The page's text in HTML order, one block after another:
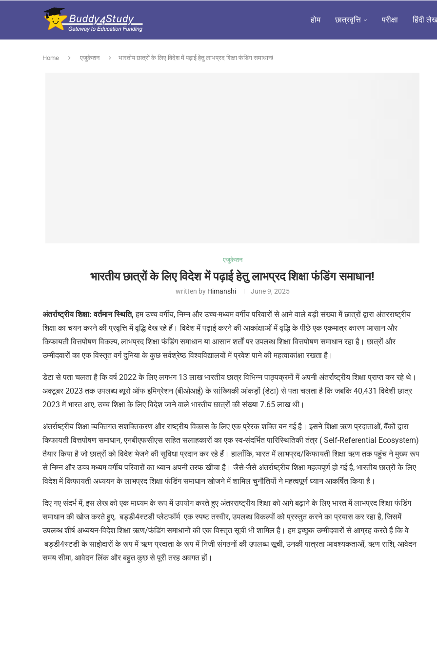
होम छात्रवृत्ति परीक्षा हिंदी लेख
Home एजुकेशन भारतीय छात्रों के लिए विदेश में पढ़ाई हेतु लाभप्रद शिक्षा फंडिंग समाधान!
एजुकेशन
भारतीय छात्रों के लिए विदेश में पढ़ाई हेतु लाभप्रद शिक्षा फंडिंग समाधान!
written by Himanshi June 9, 2025
अंतर्राष्ट्रीय शिक्षा: वर्तमान स्थिति,हम उच्च वर्गीय, निम्न और उच्च-मध्यम वर्गीय परिवारों से आने वाले बड़ी संख्या में छात्रों द्वारा अंतरराष्ट्रीय
शिक्षा का चयन करने की प्रवृत्ति में वृद्धि देख रहे हैं। विदेश में पढ़ाई करने की आकांक्षाओं में वृद्धि के पीछे एक एकमात्र कारण आसान और
किफायती वित्तपोषण विकल्प, लाभप्रद शिक्षा फंडिंग समाधान या आसान शर्तों पर उपलब्ध शिक्षा वित्तपोषण समाधान रहा है। छात्रों और
उम्मीदवारों का एक विस्तृत वर्ग दुनिया के कुछ सर्वश्रेष्ठ विश्वविद्यालयों में प्रवेश पाने की महत्वाकांक्षा रखता है।
डेटा से पता चलता है कि वर्ष 2022 के लिए लगभग 13 लाख भारतीय छात्र विभिन्न पाठ्यक्रमों में अपनी अंतर्राष्ट्रीय शिक्षा प्राप्त कर रहे थे।
अक्टूबर 2023 तक उपलब्ध ब्यूरो ऑफ इमिग्रेशन (बीओआई) के सांख्यिकी आंकड़ों (डेटा) से पता चलता है कि जबकि 40,431 विदेशी छात्र
2023 में भारत आए, उच्च शिक्षा के लिए विदेश जाने वाले भारतीय छात्रों की संख्या 7.65 लाख थी।
अंतर्राष्ट्रीय शिक्षा व्यक्तिगत सशक्तिकरण और राष्ट्रीय विकास के लिए एक प्रेरक शक्ति बन गई है। इसने शिक्षा ऋण प्रदाताओं, बैंकों द्वारा
किफायती वित्तपोषण समाधान, एनबीएफसीएस सहित सलाहकारों का एक स्व-संदर्भित पारिस्थितिकी तंत्र ( Self-Referential Ecosystem)
तैयार किया है जो छात्रों को विदेश भेजने की सुविधा प्रदान कर रहे हैं। हालाँकि, भारत में लाभप्रद/किफायती शिक्षा ऋण तक पहुंच ने मुख्य रूप
से निम्न और उच्च मध्यम वर्गीय परिवारों का ध्यान अपनी तरफ खींचा है। जैसे-जैसे अंतर्राष्ट्रीय शिक्षा महत्वपूर्ण हो गई है, भारतीय छात्रों के लिए
विदेश में किफायती अध्ययन के लाभप्रद शिक्षा फंडिंग समाधान खोजने में शामिल चुनौतियों ने महत्वपूर्ण ध्यान आकर्षित किया है।
दिए गए संदर्भ में, इस लेख को एक माध्यम के रूप में उपयोग करते हुए अंतरराष्ट्रीय शिक्षा को आगे बढ़ाने के लिए भारत में लाभप्रद शिक्षा फंडिंग
समाधान की खोज करते हुए, बड्डी4स्टडी प्लेटफॉर्म एक स्पष्ट तस्वीर, उपलब्ध विकल्पों को प्रस्तुत करने का प्रयास कर रहा है, जिसमें
उपलब्ध शीर्ष अध्ययन-विदेश शिक्षा ऋण/फंडिंग समाधानों की एक विस्तृत सूची भी शामिल है। हम इच्छुक उम्मीदवारों से आग्रह करते हैं कि वे
बड्डी4स्टडी के साझेदारों के रूप में ऋण प्रदाता के रूप में निजी संगठनों की उपलब्ध सूची, उनकी पात्रता आवश्यकताओं, ऋण राशि, आवेदन
समय सीमा, आवेदन लिंक और बहुत कुछ से पूरी तरह अवगत हों।